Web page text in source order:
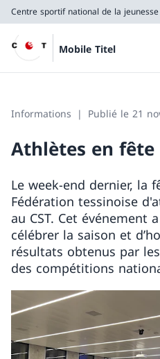
Centre sportif national de la
Mobile Titel
Informations Publié le 21
Athlètes en fête
Le week-end dernier, la
Fédération tessinoise
au CST. Cet événement
célébrer la saison et
résultats obtenus par
des compétitions